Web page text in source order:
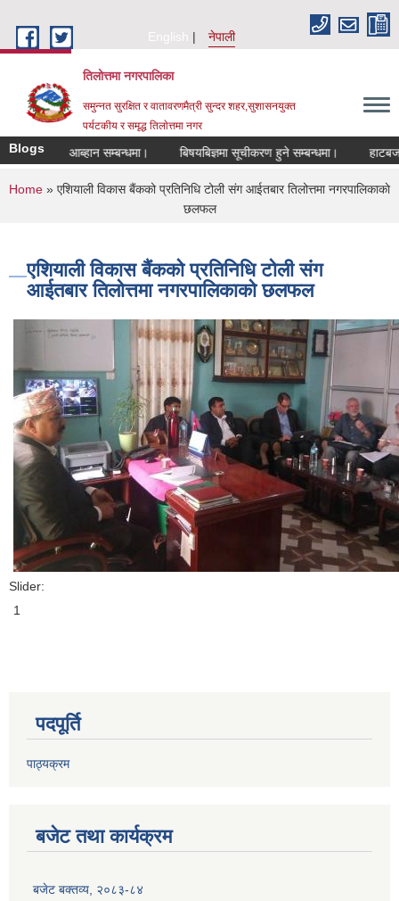
English
नेपाली
तिलोत्तमा नगरपालिका
समुन्नत सुरक्षित र वातावरणमैत्री सुन्दर शहर,सुशासनयुक्त
पर्यटकीय र समृद्ध तिलाेत्तमा नगर
Blogsआब्हान सम्बन्धमा। बिषयबिज्ञमा सूचीकरण हुने सम्बन्धमा। हाटबजार ठेका
You are here
Home » एशियाली विकास बैंकको प्रतिनिधि टोली संग आईतबार तिलोत्तमा नगरपालिकाकाे
छलफल
एशियाली विकास बैंकको प्रतिनिधि टोली संग
आईतबार तिलोत्तमा नगरपालिकाकाे छलफल
Slider:
1
पदपूर्ति
पाठ्यक्रम
बजेट तथा कार्यक्रम
बजेट बक्तव्य, २०८३-८४